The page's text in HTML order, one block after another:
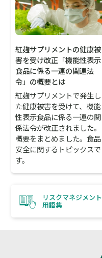
紅麹サプリメントの健康被
害を受け改正「機能性表示
食品に係る一連の関連法
令」の概要とは
紅麹サプリメントで発生し
た健康被害を受けて、機能
性表示食品に係る一連の関
係法令が改正されました。
概要をまとめました。食品
安全に関するトピックスで
す。
リスクマネジメント
用語集